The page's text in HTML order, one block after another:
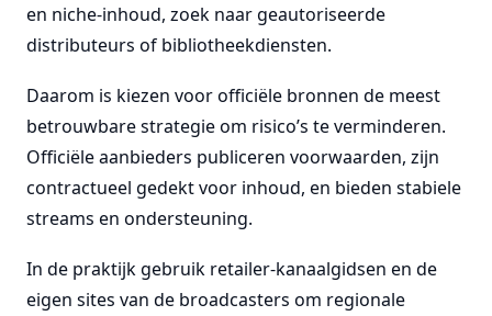
en niche-inhoud, zoek naar geautoriseerde
distributeurs of bibliotheekdiensten.
Daarom is kiezen voor officiële bronnen de meest
betrouwbare strategie om risico’s te verminderen.
Officiële aanbieders publiceren voorwaarden, zijn
contractueel gedekt voor inhoud, en bieden stabiele
streams en ondersteuning.
In de praktijk gebruik retailer-kanaalgidsen en de
eigen sites van de broadcasters om regionale